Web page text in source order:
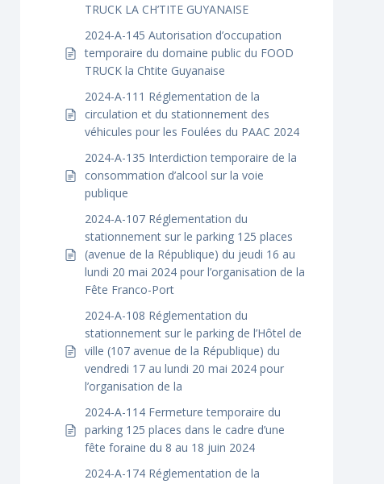
TRUCK LA CH’TITE GUYANAISE
2024-A-145 Autorisation d’occupation
temporaire du domaine public du FOOD
TRUCK la Chtite Guyanaise
2024-A-111 Réglementation de la
circulation et du stationnement des
véhicules pour les Foulées du PAAC 2024
2024-A-135 Interdiction temporaire de la
consommation d’alcool sur la voie
publique
2024-A-107 Réglementation du
stationnement sur le parking 125 places
(avenue de la République) du jeudi 16 au
lundi 20 mai 2024 pour l’organisation de la
Fête Franco-Port
2024-A-108 Réglementation du
stationnement sur le parking de l’Hôtel de
ville (107 avenue de la République) du
vendredi 17 au lundi 20 mai 2024 pour
l’organisation de la
2024-A-114 Fermeture temporaire du
parking 125 places dans le cadre d’une
fête foraine du 8 au 18 juin 2024
2024-A-174 Réglementation de la